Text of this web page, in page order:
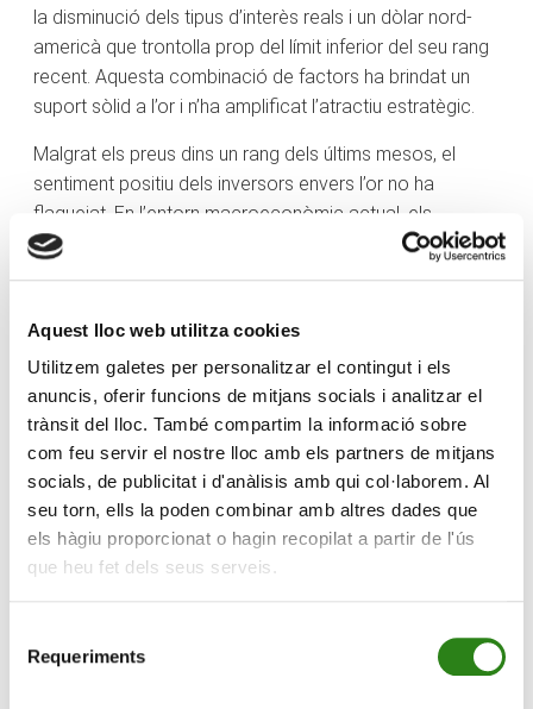
Aquest lloc web utilitza cookies
Utilitzem galetes per personalitzar el contingut i els
anuncis, oferir funcions de mitjans socials i analitzar el
trànsit del lloc. També compartim la informació sobre
com feu servir el nostre lloc amb els partners de mitjans
socials, de publicitat i d'anàlisis amb qui col·laborem. Al
seu torn, ells la poden combinar amb altres dades que
els hàgiu proporcionat o hagin recopilat a partir de l'ús
que heu fet dels seus serveis.
Requeriments
la disminució dels tipus d’interès reals i un dòlar nord-
americà que trontolla prop del límit inferior del seu rang
recent. Aquesta combinació de factors ha brindat un
suport sòlid a l’or i n’ha amplificat l’atractiu estratègic.
Malgrat els preus dins un rang dels últims mesos, el
sentiment positiu dels inversors envers l’or no ha
flaquejat. En l’entorn macroeconòmic actual, els
períodes de consolidació i correcció es consideren
posicionament no és alt, i molts inversors esperen
millors punts d’entrada.
Si pensem en factors macro que històricament han
influït en el preu de l’or, també ens trobem en un
moment adequat: quan els bancs centrals apugen els
tipus, actius com ara els bons o els dipòsits resulten
més atractius, i això pot reduir la demanda d’or (que no
genera rendiments). Però passa exactament el contrari
s’enforteix, l’or se sol abaratir en altres monedes i el seu
preu tendeix a baixar, i viceversa. Actualment, el dòlar